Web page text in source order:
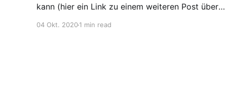
kann (hier ein Link zu einem weiteren Post über
04 Okt. 20201 min read